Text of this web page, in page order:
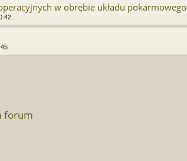
w obrębie układu pokarmowego
forum